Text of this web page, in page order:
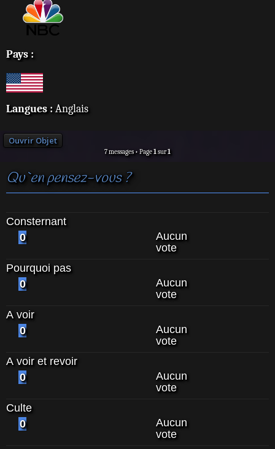
Pays :
Langues : Anglais
Ouvrir Objet
7 messages • Page1sur1
Qu`en pensez-vous ?
Consternant
0
Aucun
vote
Pourquoi pas
0
Aucun
vote
A voir
0
Aucun
vote
A voir et revoir
0
Aucun
vote
Culte
0
Aucun
vote